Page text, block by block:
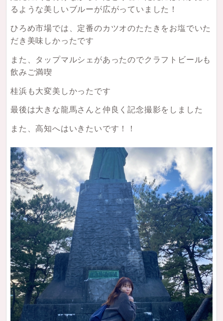
るような美しいブルーが広がっていました！
ひろめ市場では、定番のカツオのたたきをお塩でいた
だき美味しかったです
また、タップマルシェがあったのでクラフトビールも
飲みご満喫
桂浜も大変美しかったです
最後は大きな龍馬さんと仲良く記念撮影をしました
また、高知へはいきたいです！！